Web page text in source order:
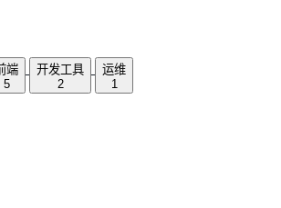
端
5
开发工具
2
运维
1